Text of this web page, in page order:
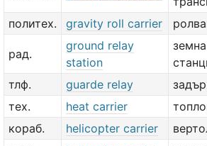
политех.
gravity roll carrier
рад.
ground relay
station
тлф.
guarde relay
тех.
heat carrier
кораб.
helicopter carrier